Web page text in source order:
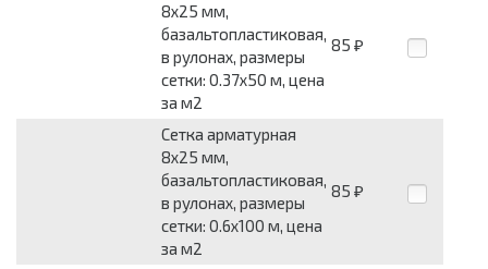
8x25 мм,
базальтопластиковая,
в рулонах, размеры
сетки: 0.37x50 м, цена
за м2
85 ₽
Сетка арматурная
8x25 мм,
базальтопластиковая,
в рулонах, размеры
сетки: 0.6x100 м, цена
за м2
85 ₽